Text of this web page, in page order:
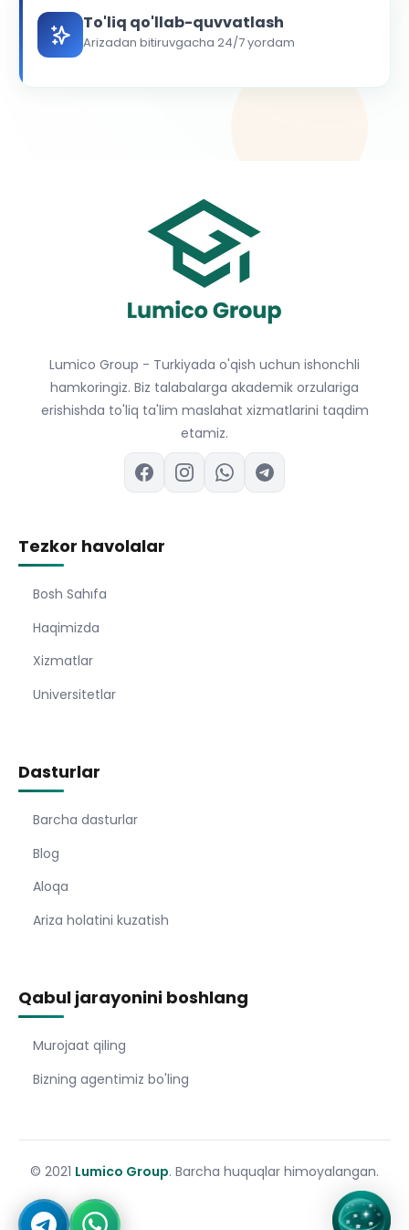
To'liq qo'llab-quvvatlash
Arizadan bitiruvgacha 24/7 yordam
Lumico Group - Turkiyada o'qish uchun ishonchli
hamkoringiz. Biz talabalarga akademik orzulariga
erishishda to'liq ta'lim maslahat xizmatlarini taqdim
etamiz.
Tezkor havolalar
Bosh Sahıfa
Haqimizda
Xizmatlar
Universitetlar
Dasturlar
Barcha dasturlar
Blog
Aloqa
Ariza holatini kuzatish
Qabul jarayonini boshlang
Murojaat qiling
Bizning agentimiz bo'ling
© 2021 Lumico Group. Barcha huquqlar himoyalangan.